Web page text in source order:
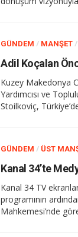
GÜNDEM / MANŞET /
Kuzey Makedonya
Yardımcısı ve
Stoilkoviç,
GÜNDEM / ÜST
Kanal 34 TV
programının
Mahkemesi’nde